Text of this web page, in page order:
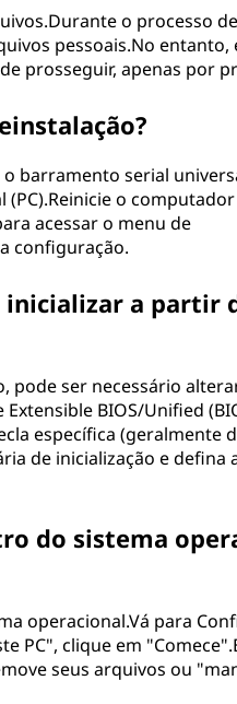
o processo
pessoais.No entanto,
prosseguir, apenas por
barramento serial
o
acessar o menu de
configuração.
inicializar a partir
pode ser necessário
BIOS/Unified
específica (geralmente
de inicialização e defina
do sistema
operacional.Vá para
PC", clique em
seus arquivos ou